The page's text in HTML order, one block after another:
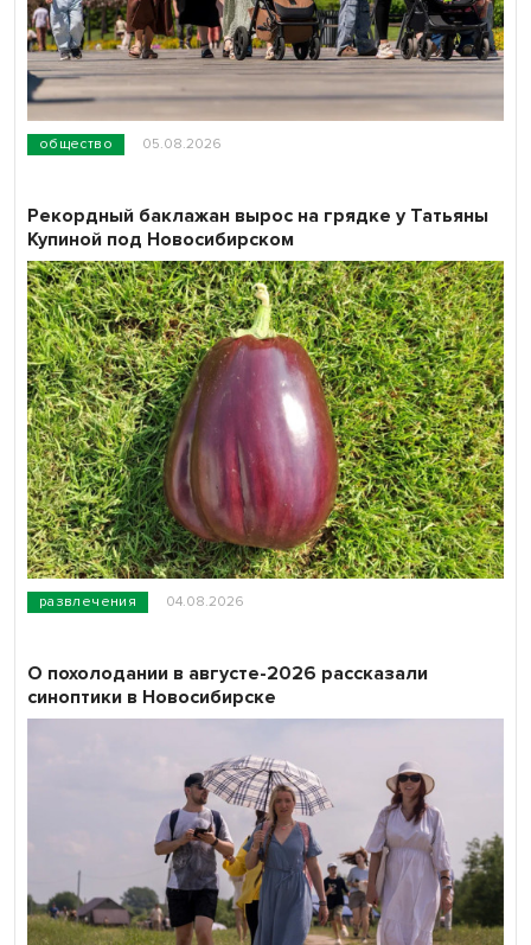
общество 05.08.2026
развлечения 04.08.2026
Рекордный баклажан вырос на грядке у Татьяны
Купиной под Новосибирском
О похолодании в августе-2026 рассказали
синоптики в Новосибирске